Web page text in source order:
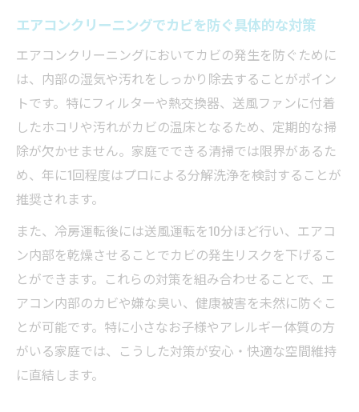
エアコンクリーニングでカビを防ぐ具体的な対策
エアコンクリーニングにおいてカビの発生を防ぐために
は、内部の湿気や汚れをしっかり除去することがポイン
トです。特にフィルターや熱交換器、送風ファンに付着
したホコリや汚れがカビの温床となるため、定期的な掃
除が欠かせません。家庭でできる清掃では限界があるた
め、年に1回程度はプロによる分解洗浄を検討することが
推奨されます。
また、冷房運転後には送風運転を10分ほど行い、エアコ
ン内部を乾燥させることでカビの発生リスクを下げるこ
とができます。これらの対策を組み合わせることで、エ
アコン内部のカビや嫌な臭い、健康被害を未然に防ぐこ
とが可能です。特に小さなお子様やアレルギー体質の方
がいる家庭では、こうした対策が安心・快適な空間維持
に直結します。